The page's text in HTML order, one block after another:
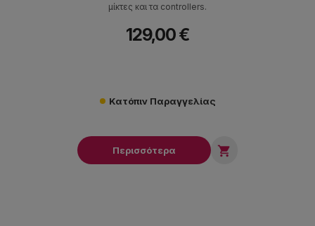
μίκτες και τα controllers.
129,00 €
Κατόπιν Παραγγελίας
Περισσότερα 